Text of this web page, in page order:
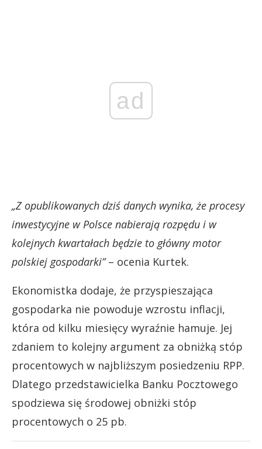
ad
„Z opublikowanych dziś danych wynika, że procesy
inwestycyjne w Polsce nabierają rozpędu i w
kolejnych kwartałach będzie to główny motor
polskiej gospodarki”– ocenia Kurtek.
Ekonomistka dodaje, że przyspieszająca
gospodarka nie powoduje wzrostu inflacji,
która od kilku miesięcy wyraźnie hamuje. Jej
zdaniem to kolejny argument za obniżką stóp
procentowych w najbliższym posiedzeniu RPP.
Dlatego przedstawicielka Banku Pocztowego
spodziewa się środowej obniżki stóp
procentowych o 25 pb.